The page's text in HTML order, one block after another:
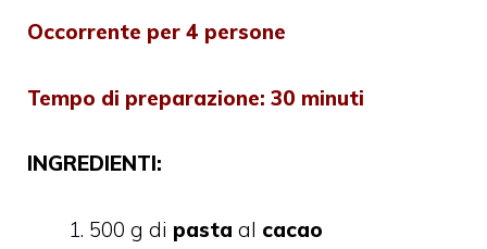
Occorrente per 4 persone
Tempo di preparazione: 30 minuti
INGREDIENTI:
500 g di pasta al cacao